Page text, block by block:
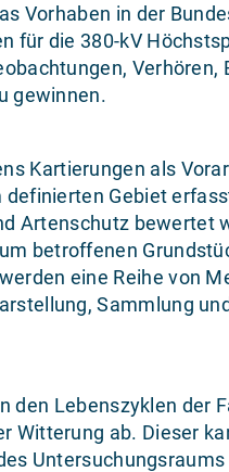
Vorhaben in der
für die 380-kV
Verhören,
gewinnen.
Kartierungen als
Gebiet
Artenschutz bewertet
betroffenen
eine Reihe von
Sammlung
Lebenszyklen der
Witterung ab. Dieser